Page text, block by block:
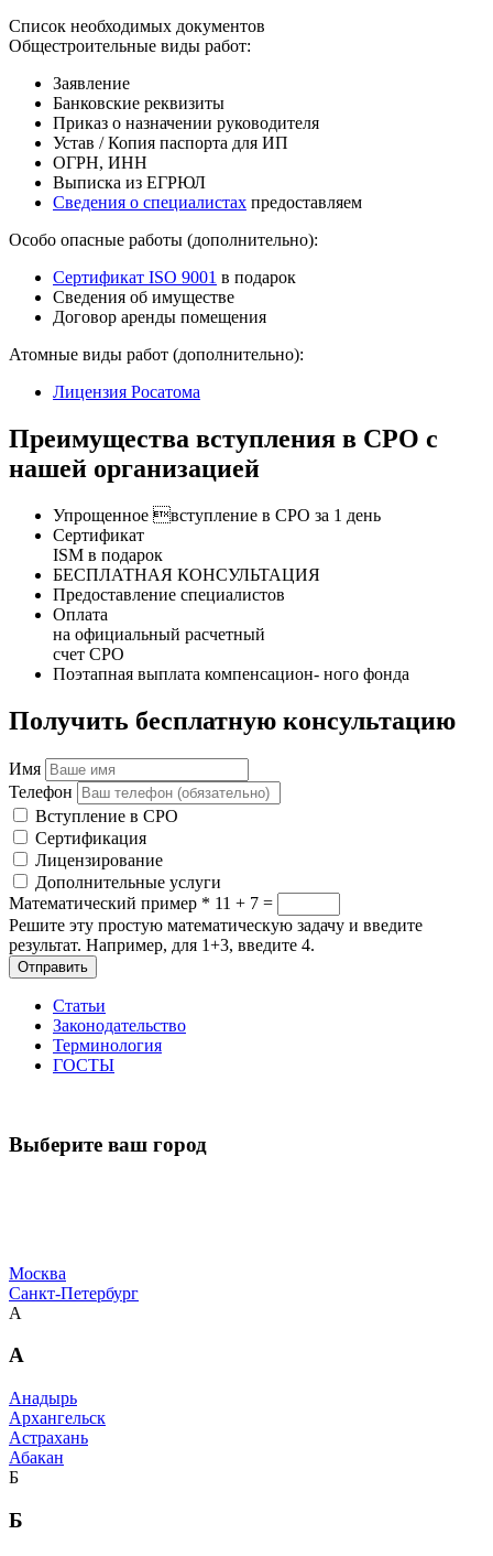
Список необходимых документов
Общестроительные виды работ:
Заявление
Банковские реквизиты
Приказ о назначении руководителя
Устав / Копия паспорта для ИП
ОГРН, ИНН
Выписка из ЕГРЮЛ
Сведения о специалистах предоставляем
Особо опасные работы (дополнительно):
Сертификат ISO 9001 в подарок
Сведения об имуществе
Договор аренды помещения
Атомные виды работ (дополнительно):
Лицензия Росатома
Преимущества вступления в СРО с
нашей организацией
Упрощенное вступление в СРО за 1 день
Сертификат
ISM в подарок
БЕСПЛАТНАЯ КОНСУЛЬТАЦИЯ
Предоставление специалистов
Оплата
на официальный расчетный
счет СРО
Поэтапная выплата компенсацион- ного фонда
Получить бесплатную консультацию
Имя
Телефон
Вступление в СРО
Сертификация
Лицензирование
Дополнительные услуги
Математический пример * 11 + 7 =
Решите эту простую математическую задачу и введите
результат. Например, для 1+3, введите 4.
Отправить
Статьи
Законодательство
Терминология
ГОСТЫ
Выберите ваш город
Москва
Санкт-Петербург
А
А
Анадырь
Архангельск
Астрахань
Абакан
Б
Б